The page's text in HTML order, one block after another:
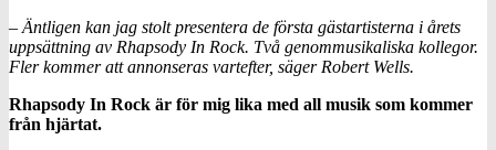
– Äntligen kan jag stolt presentera de första gästartisterna i årets
uppsättning av Rhapsody In Rock. Två genommusikaliska kollegor.
Fler kommer att annonseras vartefter, säger Robert Wells.
Rhapsody In Rock är för mig lika med all musik som kommer
från hjärtat.